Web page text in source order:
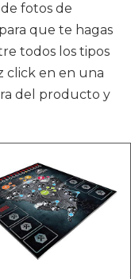
fotos de
para que te hagas
todos los tipos
click en en una
del producto y